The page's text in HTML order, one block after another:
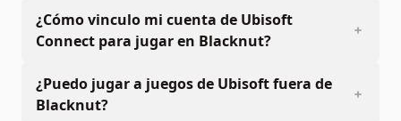
¿Cómo vinculo mi cuenta de Ubisoft
Connect para jugar en Blacknut?
¿Puedo jugar a juegos de Ubisoft fuera de
Blacknut?